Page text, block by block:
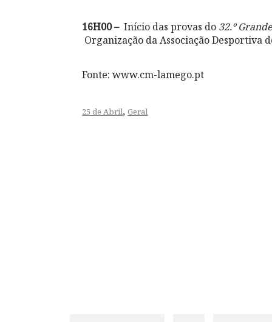
16H00 – Início das provas do 32.º
Organização da Associação Desportiva
Fonte: www.cm-lamego.pt
25 de Abril, Geral